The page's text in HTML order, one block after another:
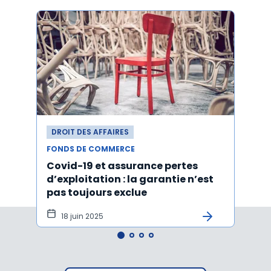
DROIT DES AFFAIRES
FONDS DE COMMERCE
Covid-19 et assurance pertes
d’exploitation : la garantie n’est
pas toujours exclue
18 juin 2025
tôt